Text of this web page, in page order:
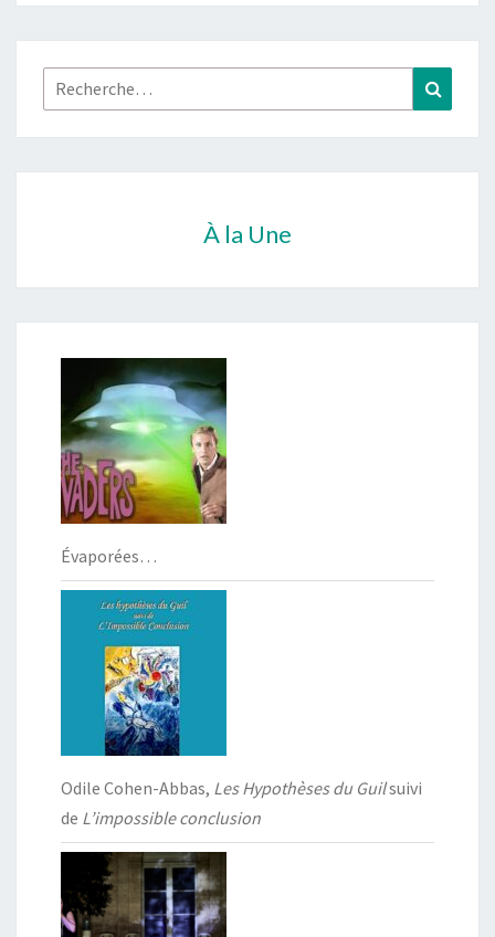
Rechercher :
À la Une
Évaporées…
Odile Cohen-Abbas, Les Hypothèses du Guilsuivi
de L’impossible conclusion